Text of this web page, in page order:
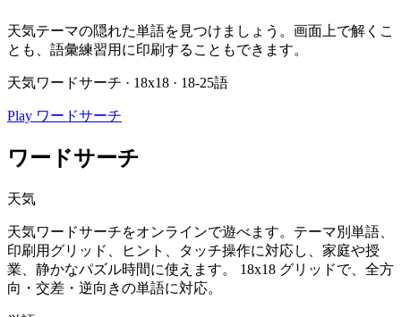
天気テーマの隠れた単語を見つけましょう。画面上で解くこ
とも、語彙練習用に印刷することもできます。
天気ワードサーチ · 18x18 · 18-25語
Play ワードサーチ
ワードサーチ
天気
天気ワードサーチをオンラインで遊べます。テーマ別単語、
印刷用グリッド、ヒント、タッチ操作に対応し、家庭や授
業、静かなパズル時間に使えます。
18x18 グリッドで、全方
向・交差・逆向きの単語に対応。